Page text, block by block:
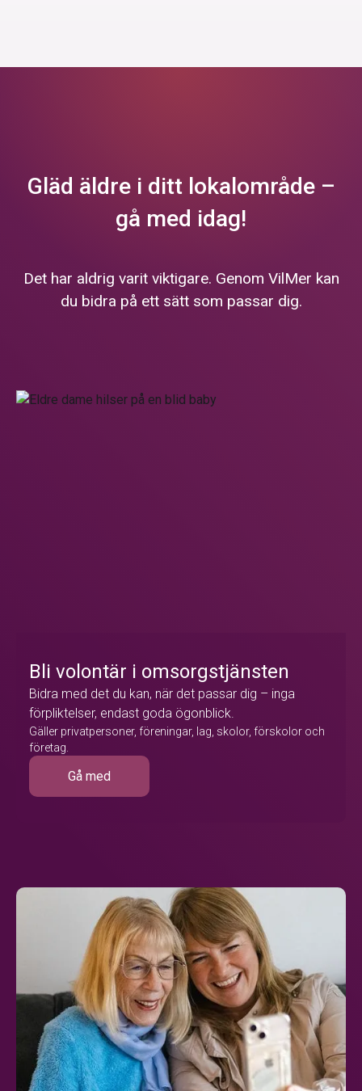
Gläd äldre i ditt lokalområde –
gå med idag!
Det har aldrig varit viktigare. Genom VilMer kan
du bidra på ett sätt som passar dig.
Bli volontär i omsorgstjänsten
Bidra med det du kan, när det passar dig – inga
förpliktelser, endast goda ögonblick.
Gäller privatpersoner, föreningar, lag, skolor, förskolor och
företag.
Gå med